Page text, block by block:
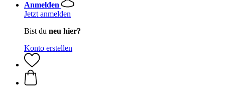
Anmelden
Jetzt anmelden
Bist du neu hier?
Konto erstellen